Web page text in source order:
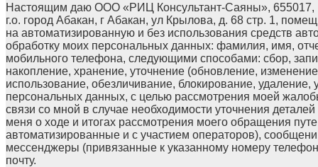
Настоящим даю ООО «РИЦ Консультант-Саяны», 655017,
г.о. город Абакан, г Абакан, ул Крылова, д. 68 стр. 1,
на автоматизированную и без использования средств
обработку моих персональных данных: фамилия, имя,
мобильного телефона, следующими способами: сбор,
накопление, хранение, уточнение (обновление,
использование, обезличивание, блокирование, удаление,
персональных данных, с целью рассмотрения моей
связи со мной в случае необходимости уточнения
меня о ходе и итогах рассмотрения моего обращения
автоматизированные и с участием операторов),
мессенджеры (привязанные к указанному номеру
почту.